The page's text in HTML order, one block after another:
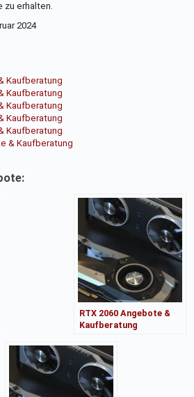
zu erhalten.
2024
Kaufberatung
Kaufberatung
Kaufberatung
Kaufberatung
Kaufberatung
& Kaufberatung
RTX 2060 Angebote &
Kaufberatung